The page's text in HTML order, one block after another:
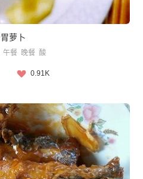
萝卜
午餐 晚餐 酸
0.91K